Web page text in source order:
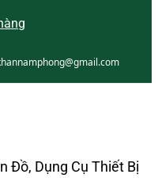
Đồ, Dụng Cụ Thiết Bị